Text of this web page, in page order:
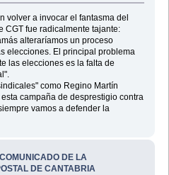
volver a invocar el fantasma del
CGT fue radicalmente tajante:
alteraríamos un proceso
elecciones. El principal problema
las elecciones es la falta de
como Regino Martín
campaña de desprestigio contra
vamos a defender la
COMUNICADO DE LA
DE CANTABRIA